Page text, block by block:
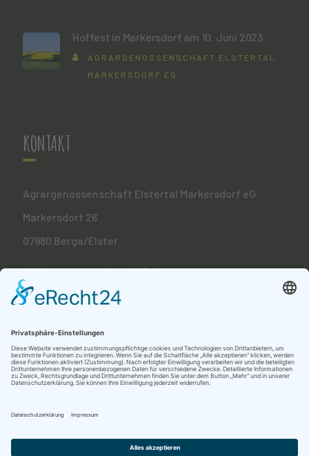
Hoffest in Markersdorf am 10. Juni 2023
AGRARGENOSSENSCHAFT ELSTERTAL
MARKERSDORF EG
KONTAKT
Agrargenossenschaft Elstertal Markersdorf eG
Markersdorf 26
07980 Berga/Elster
info@agrar-markersdorf.de
036623 6060
Copyright © 2023 by Agrargenossenschaft Markersdorf
Agentur